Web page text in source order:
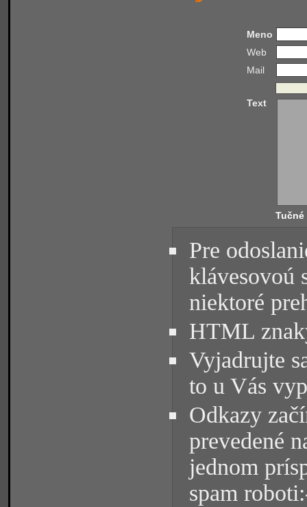
Meno
Web
Mail
Text
Tučné
Pre
klávesovoú
niektoré
HTML
Vyjadrujte
to u Vás
Odkazy
prevedené
jednom
spam